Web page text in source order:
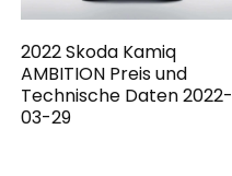
2022 Skoda Kamiq
AMBITION Preis und
Technische Daten 2022-
03-29